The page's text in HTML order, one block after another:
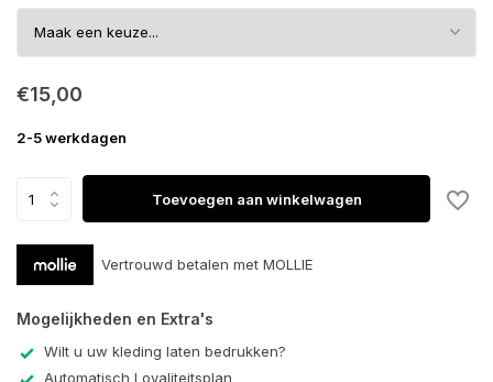
€15,00
2-5 werkdagen
Toevoegen aan winkelwagen
Vertrouwd betalen met MOLLIE
Mogelijkheden en Extra's
Wilt u uw kleding laten bedrukken?
Automatisch Loyaliteitsplan